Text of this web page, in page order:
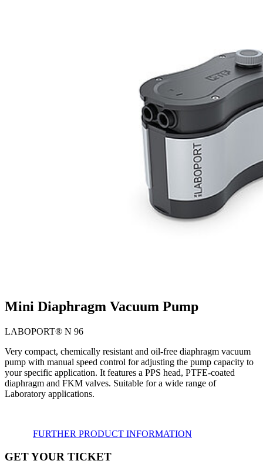
Mini Diaphragm Vacuum Pump
LABOPORT® N 96
Very compact, chemically resistant and oil-free diaphragm vacuum
pump with manual speed control for adjusting the pump capacity to
your specific application. It features a PPS head, PTFE-coated
diaphragm and FKM valves. Suitable for a wide range of
Laboratory applications.
FURTHER PRODUCT INFORMATION
GET YOUR TICKET